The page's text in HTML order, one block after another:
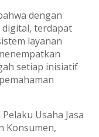
dengan
terdapat
layanan
setiap inisiatif
Usaha Jasa
Konsumen,